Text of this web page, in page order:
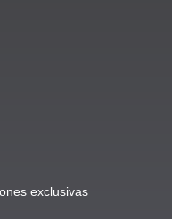
exclusivas